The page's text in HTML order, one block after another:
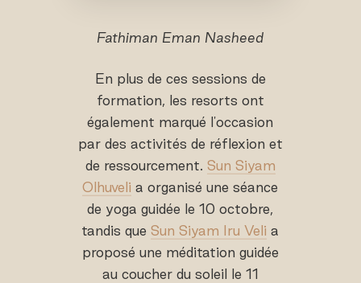
Fathiman Eman Nasheed
En plus de ces sessions de
formation, les resorts ont
également marqué l'occasion
par des activités de réflexion et
de ressourcement. Sun Siyam
Olhuveli a organisé une séance
de yoga guidée le 10 octobre,
tandis queSun Siyam Iru Veli a
proposé une méditation guidée
au coucher du soleil le 11